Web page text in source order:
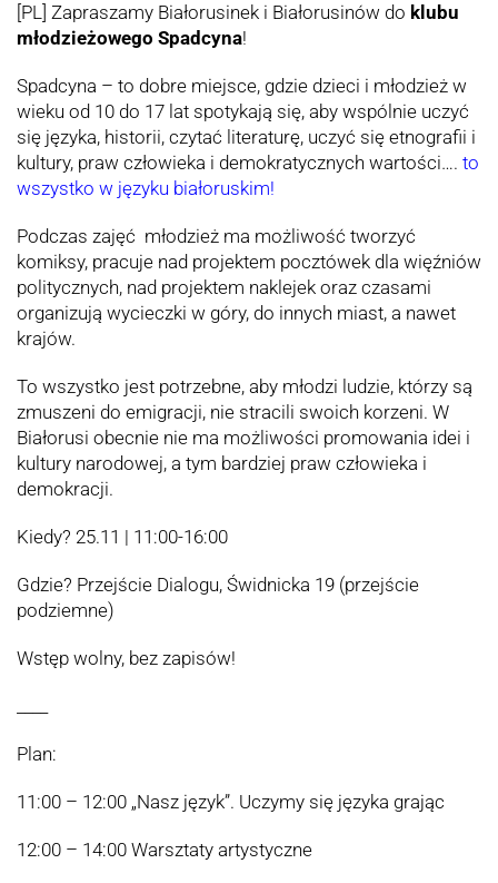
[PL] Zapraszamy Białorusinek i Białorusinów do klubu
młodzieżowego Spadcyna!
Spadcyna – to dobre miejsce, gdzie dzieci i młodzież w
wieku od 10 do 17 lat spotykają się, aby wspólnie uczyć
się języka, historii, czytać literaturę, uczyć się etnografii i
kultury, praw człowieka i demokratycznych wartości…. to
wszystko w języku białoruskim!
Podczas zajęć młodzież ma możliwość tworzyć
komiksy, pracuje nad projektem pocztówek dla więźniów
politycznych, nad projektem naklejek oraz czasami
organizują wycieczki w góry, do innych miast, a nawet
krajów.
To wszystko jest potrzebne, aby młodzi ludzie, którzy są
zmuszeni do emigracji, nie stracili swoich korzeni. W
Białorusi obecnie nie ma możliwości promowania idei i
kultury narodowej, a tym bardziej praw człowieka i
demokracji.
Kiedy? 25.11 | 11:00-16:00
Gdzie? Przejście Dialogu, Świdnicka 19 (przejście
podziemne)
Wstęp wolny, bez zapisów!
Plan:
11:00 – 12:00 „Nasz język”. Uczymy się języka grając
12:00 – 14:00 Warsztaty artystyczne